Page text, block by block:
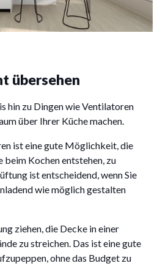
übersehen
hin zu Dingen wie Ventilatoren
über Ihrer Küche machen.
ist eine gute Möglichkeit, die
beim Kochen entstehen, zu
ist entscheidend, wenn Sie
wie möglich gestalten
ziehen, die Decke in einer
zu streichen. Das ist eine gute
ohne das Budget zu